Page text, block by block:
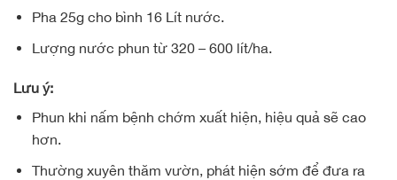
Pha 25g cho bình 16 Lít nước.
Lượng nước phun từ 320 – 600 lít/ha.
Lưu ý:
Phun khi nấm bệnh chớm xuất hiện, hiệu quả sẽ cao
hơn.
Thường xuyên thăm vườn, phát hiện sớm để đưa ra